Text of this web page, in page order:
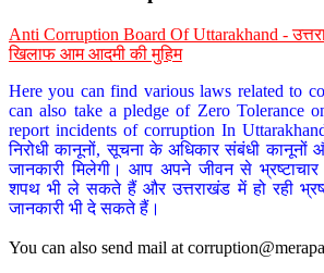
Anti Corruption Board Of Uttarakhand -
खिलाफ आम आदमी की मुहिम
Here you can find various laws related to
can also take a pledge of Zero Tolerance
report incidents of corruption In
निरोधी कानूनों, सूचना के अधिकार संबंधी कानूनों
जानकारी मिलेगी। आप अपने जीवन से भ्रष्टाचार
शपथ भी ले सकते हैं और उत्तराखंड में हो रही
जानकारी भी दे सकते हैं।
You can also send mail at